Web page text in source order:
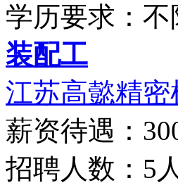
学历要求：不
装配工
江苏高懿精
薪资待遇：
招聘人数：5人